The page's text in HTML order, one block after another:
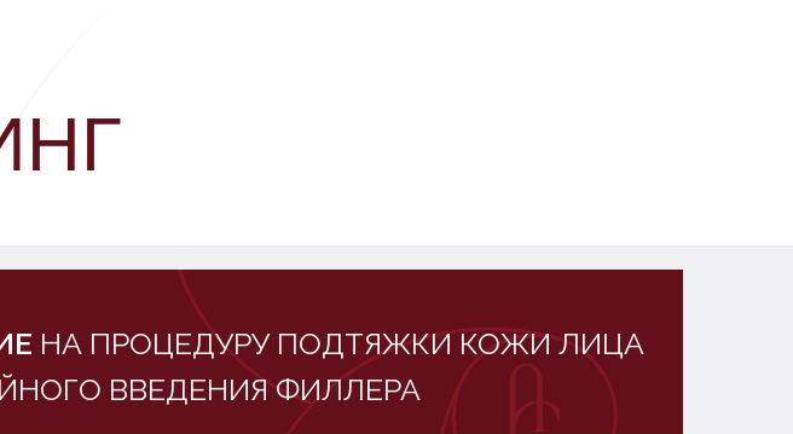
НА ПРОЦЕДУРУ ПОДТЯЖКИ КОЖИ ЛИЦА
ВВЕДЕНИЯ ФИЛЛЕРА